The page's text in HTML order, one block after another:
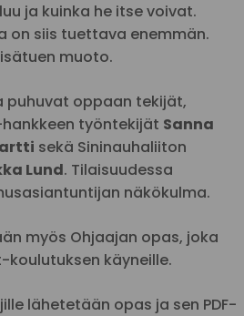
ja kuinka he itse voivat.
on siis tuettava enemmän.
muoto.
puhuvat oppaan tekijät,
työntekijät Sanna
sekä Sininauhaliiton
Lund. Tilaisuudessa
näkökulma.
myös Ohjaajan opas, joka
käyneille.
lähetetään opas ja sen PDF-